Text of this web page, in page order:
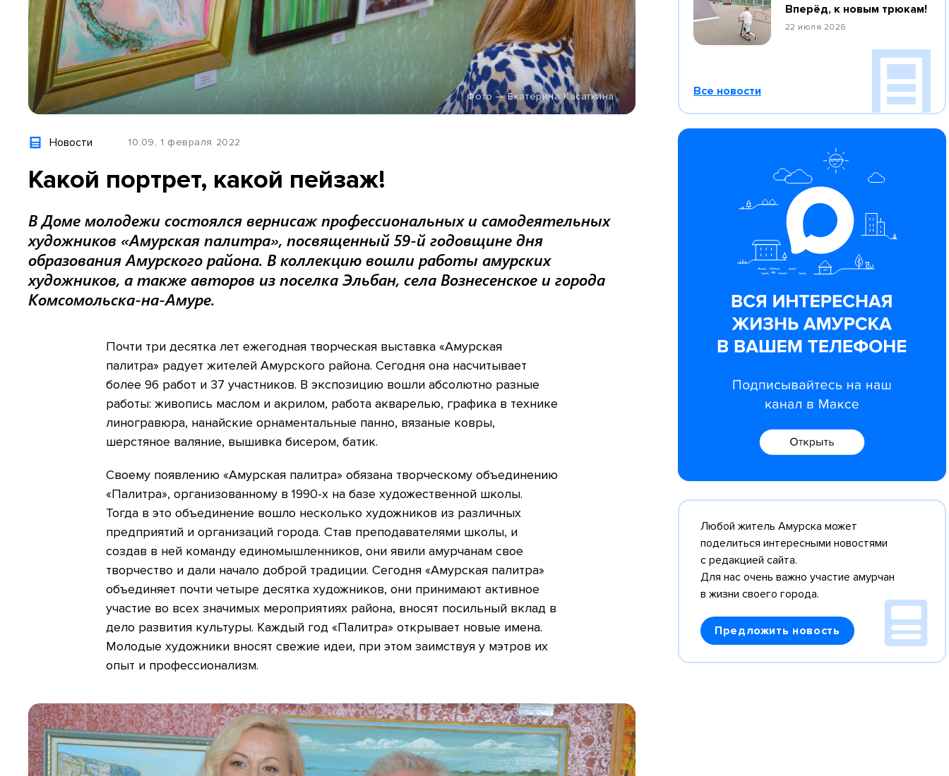
Фото — Екатерина Касаткина
Новости 10:09, 1 февраля 2022
Какой портрет, какой пейзаж!
В Доме молодежи состоялся вернисаж профессиональных и самодеятельных
художников «Амурская палитра», посвященный 59-й годовщине дня
образования Амурского района. В коллекцию вошли работы амурских
художников, а также авторов из поселка Эльбан, села Вознесенское и города
Комсомольска-на-Амуре.
Почти три десятка лет ежегодная творческая выставка «Амурская
палитра» радует жителей Амурского района. Сегодня она насчитывает
более 96 работ и 37 участников. В экспозицию вошли абсолютно разные
работы: живопись маслом и акрилом, работа акварелью, графика в технике
линогравюра, нанайские орнаментальные панно, вязаные ковры,
шерстяное валяние, вышивка бисером, батик.
Своему появлению «Амурская палитра» обязана творческому объединению
«Палитра», организованному в 1990-х на базе художественной школы.
Тогда в это объединение вошло несколько художников из различных
предприятий и организаций города. Став преподавателями школы, и
создав в ней команду единомышленников, они явили амурчанам свое
творчество и дали начало доброй традиции. Сегодня «Амурская палитра»
объединяет почти четыре десятка художников, они принимают активное
участие во всех значимых мероприятиях района, вносят посильный вклад в
дело развития культуры. Каждый год «Палитра» открывает новые имена.
Молодые художники вносят свежие идеи, при этом заимствуя у мэтров их
опыт и профессионализм.
Вперёд, к новым трюкам!
22 июля 2026
Все новости
Любой житель Амурска может
поделиться интересными новостями
с редакцией сайта.
Для нас очень важно участие амурчан
в жизни своего города.
Предложить новость